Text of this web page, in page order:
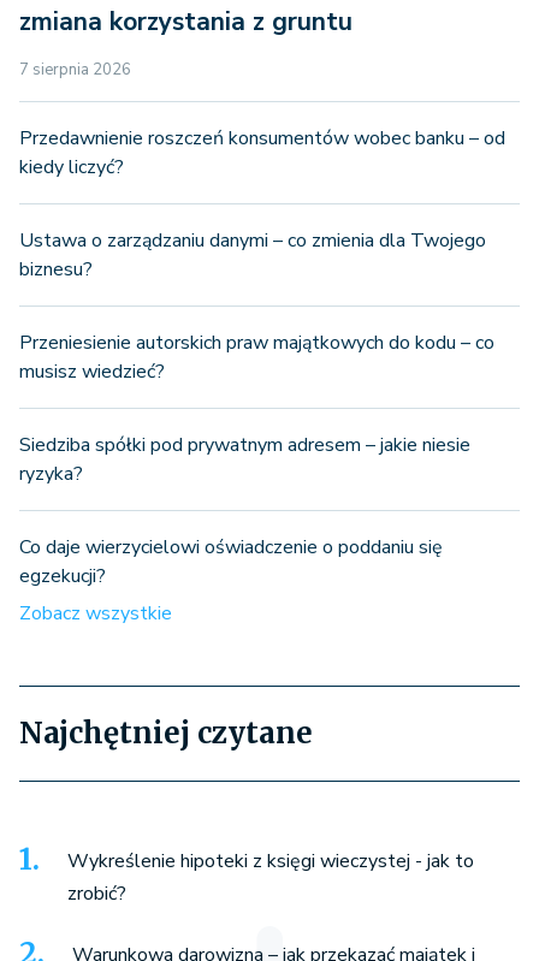
zmiana korzystania z gruntu
7 sierpnia 2026
Przedawnienie roszczeń konsumentów wobec banku – od
kiedy liczyć?
Ustawa o zarządzaniu danymi – co zmienia dla Twojego
biznesu?
Przeniesienie autorskich praw majątkowych do kodu – co
musisz wiedzieć?
Siedziba spółki pod prywatnym adresem – jakie niesie
ryzyka?
Co daje wierzycielowi oświadczenie o poddaniu się
egzekucji?
Zobacz wszystkie
Najchętniej czytane
Wykreślenie hipoteki z księgi wieczystej - jak to
zrobić?
Warunkowa darowizna – jak przekazać majątek i